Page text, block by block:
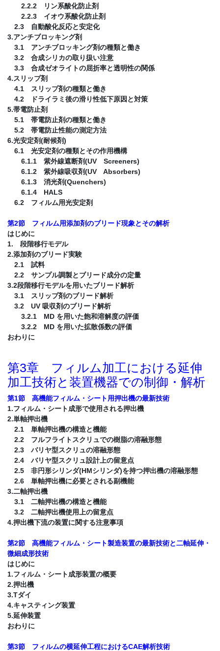
2.2.2 リン系酸化防止剤
2.2.3 イオウ系酸化防止剤
2.3 自動酸化反応と安定化
3.アンチブロッキング剤
3.1 アンチブロッキング剤の種類と働き
3.2 合成シリカの取り扱い注意
3.3 合成ゼオライトの屈折率と透明性の関係
4.スリップ剤
4.1 スリップ剤の種類と働き
4.2 ドライラミ後の滑り性低下原因と対策
5.帯電防止剤
5.1 帯電防止剤の種類と働き
5.2 帯電防止性能の測定方法
6.光安定剤(耐候剤)
6.1 光安定剤の種類とその作用機構
6.1.1 紫外線遮断剤(UV Screeners)
6.1.2 紫外線吸収剤(UV Absorbers)
6.1.3 消光剤(Quenchers)
6.1.4 HALS
6.2 フィルム用光安定剤
第2節 フィルム用添加剤のブリード現象とその解析
はじめに
1. 段階移行モデル
2.添加剤のブリード実験
2.1 試料
2.2 サンプル調製とブリード成分の定量
3.2段階移行モデルを用いたブリード解析
3.1 スリップ剤のブリード解析
3.2 UV 吸収剤のブリード解析
3.2.1 MD を用いた飽和溶解度の評価
3.2.2 MD を用いた拡散係数の評価
おわりに
第3章 フィルム加工における延伸
加工技術と装置機器での制御・解析
第1節 高機能フィルム・シート用押出機の最新技術
1.フィルム・シート成形で使用される押出機
2.単軸押出機
2.1 単軸押出機の構造と機能
2.2 フルフライトスクリュでの樹脂の溶融形態
2.3 バリヤ型スクリュの溶融形態
2.4 バリヤ型スクリュ設計上の留意点
2.5 非円形シリンダ(HMシリンダ)を持つ押出機の溶融形態
2.6 単軸押出機に必要とされる副機能
3.二軸押出機
3.1 二軸押出機の構造と機能
3.2 二軸押出機使用上の留意点
4.押出機下流の装置に関する注意事項
第2節 高機能フィルム・シート製造装置の最新技術と二軸延伸・
微細成形技術
はじめに
1.フィルム・シート成形装置の概要
2.押出機
3.Tダイ
4.キャスティング装置
5.延伸装置
おわりに
第3節 フィルムの横延伸工程におけるCAE解析技術